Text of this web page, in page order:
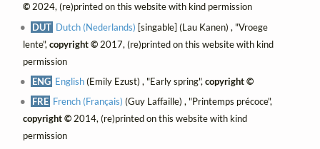
©2024, (re)printed on this website with kind permission
DUT Dutch (Nederlands) [singable] (Lau Kanen) , "Vroege
lente", copyright ©2017, (re)printed on this website with kind
permission
ENG English(Emily Ezust) , "Early spring",copyright ©
FRE French (Français) (Guy Laffaille) , "Printemps précoce",
copyright ©2014, (re)printed on this website with kind
permission